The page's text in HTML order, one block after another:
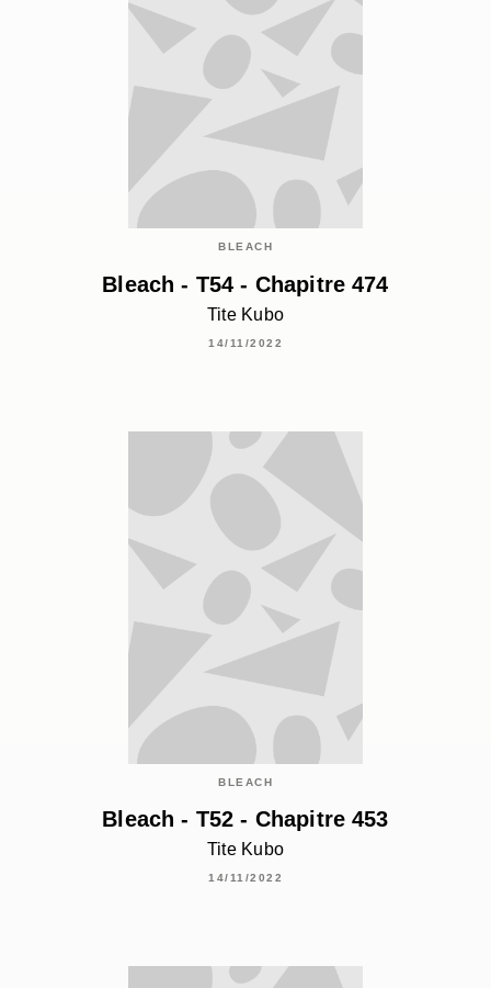
BLEACH
Bleach - T54 - Chapitre 474
Tite Kubo
14/11/2022
BLEACH
Bleach - T52 - Chapitre 453
Tite Kubo
14/11/2022